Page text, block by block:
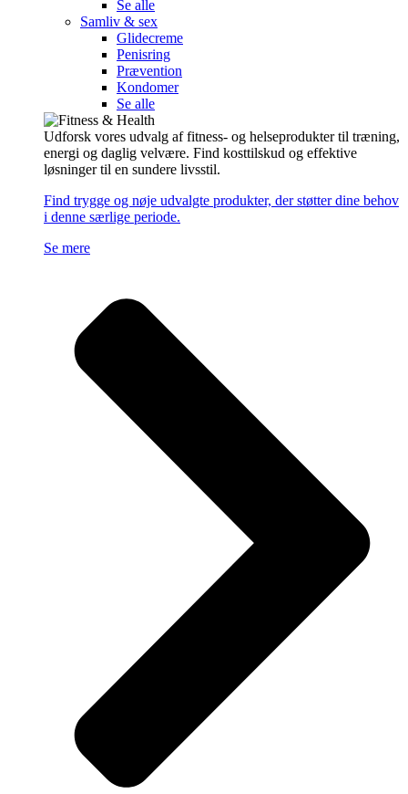
Se alle
Samliv & sex
Glidecreme
Penisring
Prævention
Kondomer
Se alle
Udforsk vores udvalg af fitness- og helseprodukter til træning,
energi og daglig velvære. Find kosttilskud og effektive
løsninger til en sundere livsstil.
Find trygge og nøje udvalgte produkter, der støtter dine behov
i denne særlige periode.
Se mere